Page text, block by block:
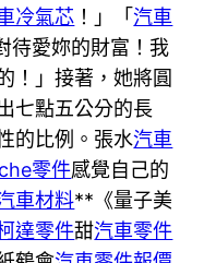
冷氣芯 ！」「汽車
待愛妳的財富！我
！」接著，她將圓
七點五公分的長
的比例。張水汽車
零件感覺自己的
車材料**《量子美
達零件甜汽車零件